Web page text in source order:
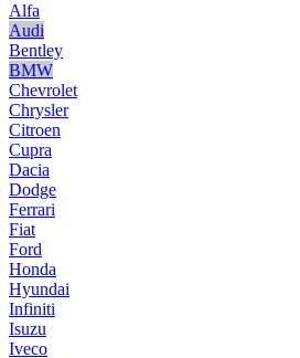
Alfa
Audi
Bentley
BMW
Chevrolet
Chrysler
Citroen
Cupra
Dacia
Dodge
Ferrari
Fiat
Ford
Honda
Hyundai
Infiniti
Isuzu
Iveco